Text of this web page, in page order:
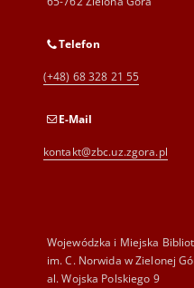
Telefon
(+48) 68 328 21 55
E-Mail
kontakt@zbc.uz.zgora.pl
Wojewódzka i Miejska
im. C. Norwida w Zielonej
al. Wojska Polskiego 9